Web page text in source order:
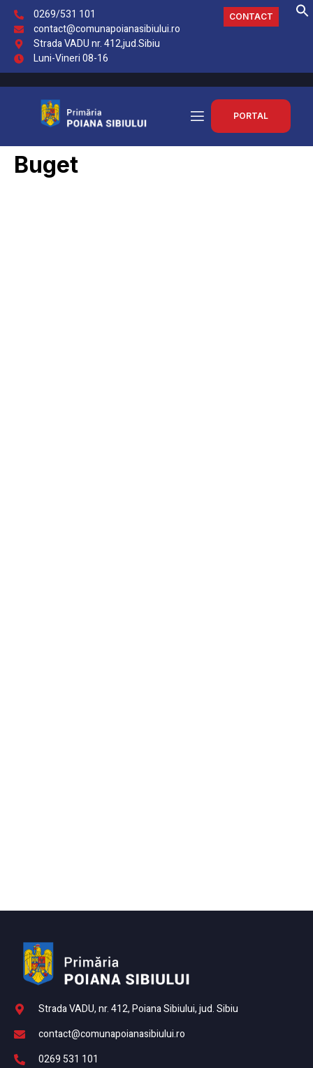
0269/531 101
contact@comunapoianasibiului.ro
Strada VADU nr. 412,jud.Sibiu
Luni-Vineri 08-16
CONTACT
PORTAL
Buget
Strada VADU, nr. 412, Poiana Sibiului, jud. Sibiu
contact@comunapoianasibiului.ro
0269 531 101